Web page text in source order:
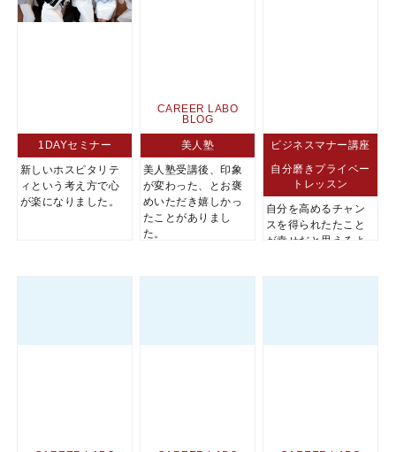
1DAYセミナー
新しいホスピタリテ
ィという考え方で心
が楽になりました。
CAREER LABO
BLOG
美人塾
美人塾受講後、印象
が変わった、とお褒
めいただき嬉しかっ
たことがありまし
た。
ビジネスマナー講座
自分磨きプライベー
トレッスン
自分を高めるチャン
スを得られたたこと
が幸せだと思えるよ